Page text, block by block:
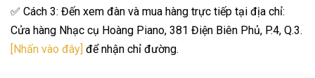
✅ Cách 3: Đến xem đàn và mua hàng trực tiếp tại địa chỉ:
Cửa hàng Nhạc cụ Hoàng Piano, 381 Điện Biên Phủ, P.4, Q.3.
[Nhấn vào đây] để nhận chỉ đường.